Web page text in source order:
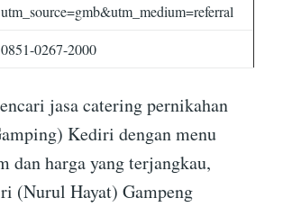
utm_source=gmb&utm_medium=referral
0851-0267-2000
jasa catering pernikahan
Kediri dengan menu
dan harga yang terjangkau,
(Nurul Hayat) Gampeng